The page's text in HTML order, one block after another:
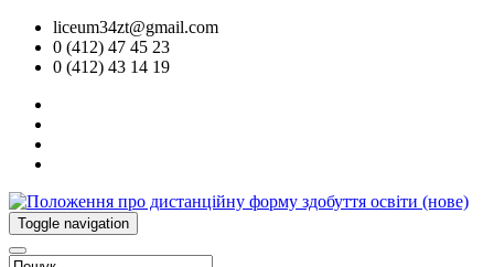
liceum34zt@gmail.com
0 (412) 47 45 23
0 (412) 43 14 19
Toggle navigation